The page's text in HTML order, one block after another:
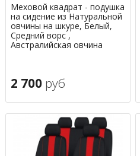
Меховой квадрат - подушка
на сидение из Натуральной
овчины на шкуре, Белый,
Средний ворс ,
Австралийская овчина
2 700 руб